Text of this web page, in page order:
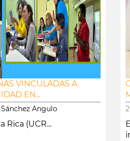
VINCULADAS A
EN...
Angulo
Rica (UCR...